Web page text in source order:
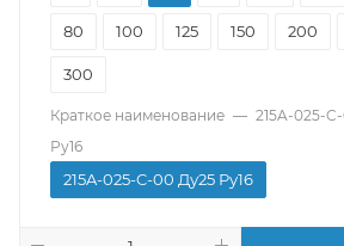
80 100 125 150 200
300
Краткое наименование — 215A-025-
Ру16
215A-025-C-00 Ду25 Ру16